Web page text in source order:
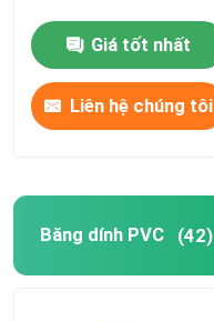
Băng dính PVC
Giá tốt nhất
Liên hệ chúng tôi
Băng dính PVC (42)